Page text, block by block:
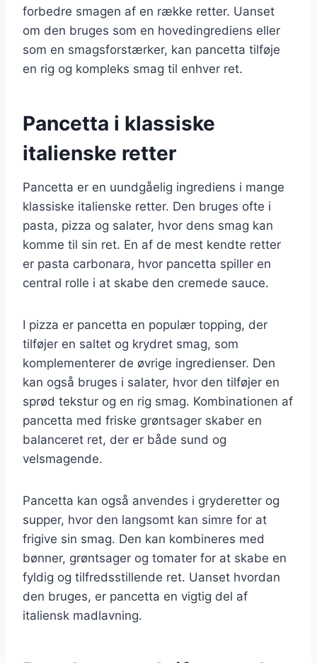
forbedre smagen af en række retter. Uanset
om den bruges som en hovedingrediens eller
som en smagsforstærker, kan pancetta tilføje
en rig og kompleks smag til enhver ret.
Pancetta i klassiske
italienske retter
Pancetta er en uundgåelig ingrediens i mange
klassiske italienske retter. Den bruges ofte i
pasta, pizza og salater, hvor dens smag kan
komme til sin ret. En af de mest kendte retter
er pasta carbonara, hvor pancetta spiller en
central rolle i at skabe den cremede sauce.
I pizza er pancetta en populær topping, der
tilføjer en saltet og krydret smag, som
komplementerer de øvrige ingredienser. Den
kan også bruges i salater, hvor den tilføjer en
sprød tekstur og en rig smag. Kombinationen af
pancetta med friske grøntsager skaber en
balanceret ret, der er både sund og
velsmagende.
Pancetta kan også anvendes i gryderetter og
supper, hvor den langsomt kan simre for at
frigive sin smag. Den kan kombineres med
bønner, grøntsager og tomater for at skabe en
fyldig og tilfredsstillende ret. Uanset hvordan
den bruges, er pancetta en vigtig del af
italiensk madlavning.